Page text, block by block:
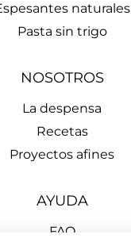
naturales
Pasta sin trigo
NOSOTROS
La despensa
Recetas
Proyectos afines
AYUDA
FAQ